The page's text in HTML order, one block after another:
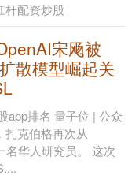
杆配资炒股
宋飏被
散模型崛起关
app排名 量子位 | 公众
扎克伯格再次从
名华人研究员。 这次